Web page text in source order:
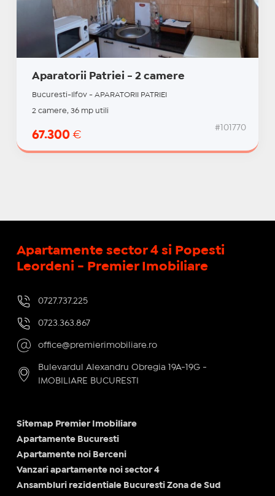
Aparatorii Patriei - 2 camere
Bucuresti-Ilfov - APARATORII PATRIEI
2 camere, 36 mp utili
67.300 €
#101770
Apartamente sector 4 si Popesti
Leordeni - Premier Imobiliare
0727.737.225
0723.363.867
office@premierimobiliare.ro
Bulevardul Alexandru Obregia 19A-19G -
IMOBILIARE BUCURESTI
Sitemap Premier Imobiliare
Apartamente Bucuresti
Apartamente noi Berceni
Vanzari apartamente noi sector 4
Ansambluri rezidentiale Bucuresti Zona de Sud